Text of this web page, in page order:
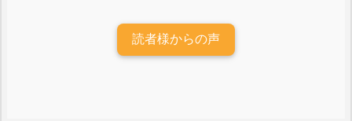
読者様からの声